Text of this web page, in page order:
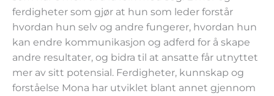
ferdigheter som gjør at hun som leder forstår
hvordan hun selv og andre fungerer, hvordan hun
kan endre kommunikasjon og adferd for å skape
andre resultater, og bidra til at ansatte får utnyttet
mer av sitt potensial. Ferdigheter, kunnskap og
forståelse Mona har utviklet blant annet gjennom